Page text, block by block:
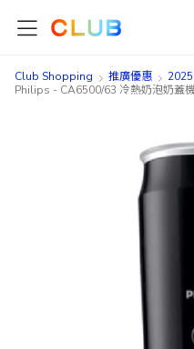
Club Shopping 推廣優惠
Philips - CA6500/63 冷熱奶泡奶蓋